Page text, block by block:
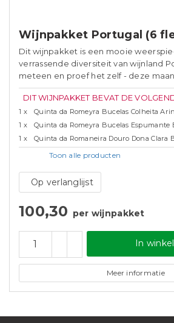
Wijnpakket Portugal (6
Dit wijnpakket is een mooie
verrassende diversiteit van wijnland
meteen en proef het zelf - deze
DIT WIJNPAKKET BEVAT DE
1 x
Quinta da Romeyra Bucelas Colheita
1 x
Quinta da Romeyra Bucelas Espumante
1 x
Quinta da Romaneira Douro Dona Clara
Toon alle producten
Op verlanglijst
100,30 per wijnpakket
In
Meer informatie